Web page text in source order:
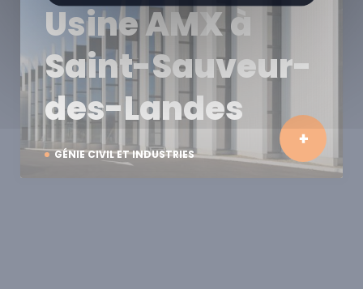
GÉNIE CIVIL ET INDUSTRIES
Usine AMX à
Saint-Sauveur-
des-Landes